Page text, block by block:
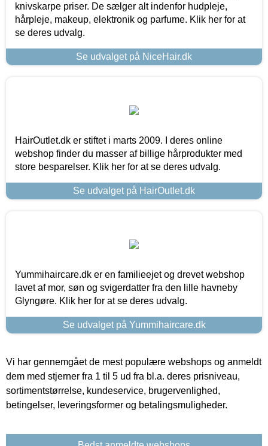
knivskarpe priser. De sælger alt indenfor hudpleje,
hårpleje, makeup, elektronik og parfume. Klik her for at
se deres udvalg.
Se udvalget på NiceHair.dk
HairOutlet.dk er stiftet i marts 2009. I deres online
webshop finder du masser af billige hårprodukter med
store besparelser. Klik her for at se deres udvalg.
Se udvalget på HairOutlet.dk
Yummihaircare.dk er en familieejet og drevet webshop
lavet af mor, søn og svigerdatter fra den lille havneby
Glyngøre. Klik her for at se deres udvalg.
Se udvalget på Yummihaircare.dk
Vi har gennemgået de mest populære webshops og anmeldt
dem med stjerner fra 1 til 5 ud fra bl.a. deres prisniveau,
sortimentstørrelse, kundeservice, brugervenlighed,
betingelser, leveringsformer og betalingsmuligheder.